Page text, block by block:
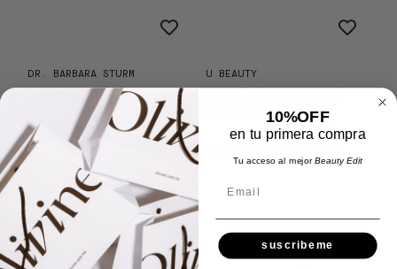
DR. BARBARA STURM
Hyaluronic Serum
2 reseñas
$ 7,640.00
U BEAUTY
Face Serum
13 reseñas
10%OFF
en tu primera compra
Tu acceso al mejorBeauty Edit
suscribeme